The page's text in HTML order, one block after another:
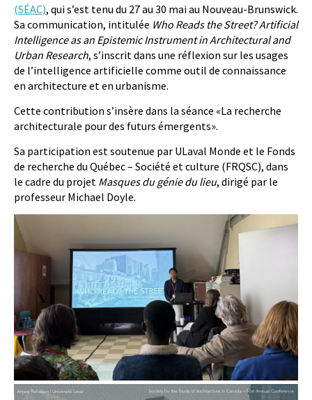
(SÉAC), qui s’est tenu du 27 au 30 mai au Nouveau-Brunswick.
Sa communication, intitulée Who Reads the Street? Artificial
Intelligence as an Epistemic Instrument in Architectural and
Urban Research, s’inscrit dans une réflexion sur les usages
de l’intelligence artificielle comme outil de connaissance
en architecture et en urbanisme.
Cette contribution s’insère dans la séance «La recherche
architecturale pour des futurs émergents».
Sa participation est soutenue par ULaval Monde et le Fonds
de recherche du Québec – Société et culture (FRQSC), dans
le cadre du projet Masques du génie du lieu, dirigé par le
professeur Michael Doyle.